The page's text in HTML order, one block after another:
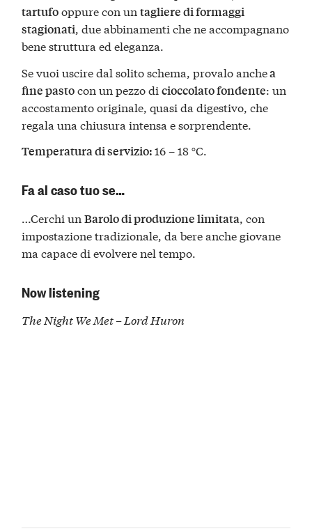
tartufooppure con untagliere di formaggi
stagionati, due abbinamenti che ne accompagnano
bene struttura ed eleganza.
Se vuoi uscire dal solito schema, provalo anchea
fine pastocon un pezzo dicioccolato fondente: un
accostamento originale, quasi da digestivo, che
regala una chiusura intensa e sorprendente.
Temperatura di servizio:16 – 18 °C.
Fa al caso tuo se…
…Cerchi unBarolo di produzione limitata , con
impostazione tradizionale, da bere anche giovane
ma capace di evolvere nel tempo.
Now listening
The Night We Met – Lord Huron